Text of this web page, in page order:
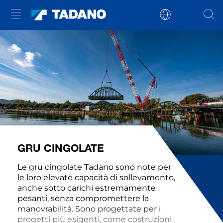
GRU CINGOLATE
Le gru cingolate Tadano sono note per
le loro elevate capacità di sollevamento,
anche sotto carichi estremamente
pesanti, senza compromettere la
manovrabilità. Sono progettate per i
progetti più esigenti, come costruzioni